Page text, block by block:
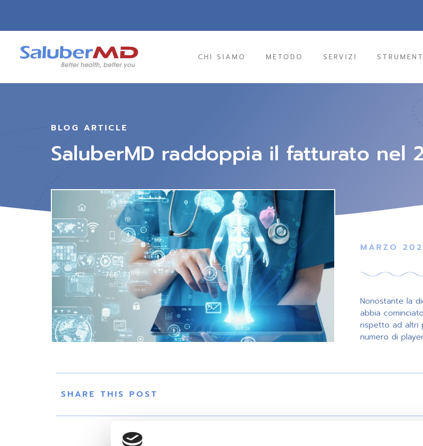
CHI SIAMO METODO SERVIZI
BLOG ARTICLE
SaluberMD raddoppia il fatturato nel
MARZO
Nonostante la
abbia
rispetto ad altri
numero di
SHARE THIS POST